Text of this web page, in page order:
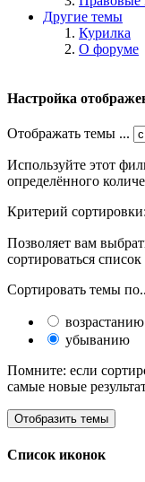
Другие темы
Курилка
О форуме
Настройка
Отображать темы ...
Используйте этот
определённого
Критерий сортировки:
Позволяет вам
сортироваться список
Сортировать темы
возрастанию
убыванию
Помните: если
самые новые
Список иконок